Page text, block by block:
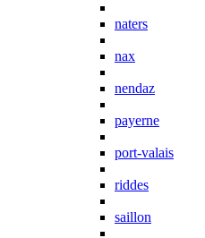
naters
nax
nendaz
payerne
port-valais
riddes
saillon